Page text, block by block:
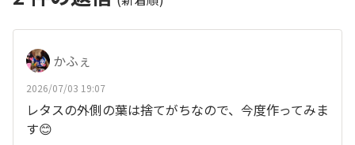
かふぇ
2026/07/03 19:07
レタスの外側の葉は捨てがちなので、今度作ってみま
す😊